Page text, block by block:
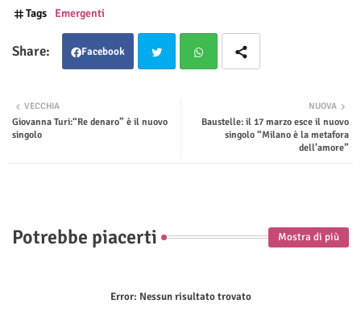
Tags Emergenti
Facebook
ter tsap
NUOVA
Baustelle: il 17 marzo esce il nuovo
singolo “Milano è la metafora
dell’amore”
VECCHIA
Giovanna Turi:“Re denaro” è il nuovo
singolo
Potrebbe piacerti Mostra di più
Error: Nessun risultato trovato